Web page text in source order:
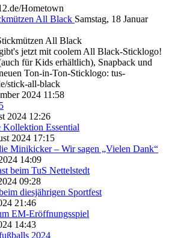
Hometown
All Black Samstag, 18 Januar
jetzt mit coolem All Black-Sticklogo!
für Kids erhältlich), Snapback und
Ton-in-Ton-Sticklogo: tus-
stick-all-black
2024 11:58
2024 12:26
Essential
2024 17:15
Minikicker – Wir sagen „Vielen Dank“
14:09
beim TuS Nettelstedt
09:28
diesjährigen Sportfest
21:46
EM-Eröffnungsspiel
14:43
2024